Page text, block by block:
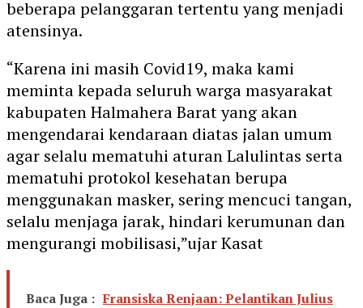
beberapa pelanggaran tertentu yang menjadi
atensinya.
“Karena ini masih Covid19, maka kami
meminta kepada seluruh warga masyarakat
kabupaten Halmahera Barat yang akan
mengendarai kendaraan diatas jalan umum
agar selalu mematuhi aturan Lalulintas serta
mematuhi protokol kesehatan berupa
menggunakan masker, sering mencuci tangan,
selalu menjaga jarak, hindari kerumunan dan
mengurangi mobilisasi,”ujar Kasat
Baca Juga : Fransiska Renjaan: Pelantikan Julius